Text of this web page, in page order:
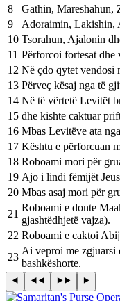
8
Gathin, Mareshahun,
9
Adoraimin, Lakishin,
10 Tsorahun, Ajalonin
11 Përforcoi fortesat dhe
12 Në çdo qytet vendosi
13 Përveç kësaj nga të
14 Në të vërtetë Levitët
15 dhe kishte caktuar
16 Mbas Levitëve ata
17 Kështu e përforcuan
18 Roboami mori për
19 Ajo i lindi fëmijët
20 Mbas asaj mori për
21
Roboami e donte
gjashtëdhjetë vajza).
22 Roboami e caktoi
23
Ai veproi me zgjuarsi
bashkëshorte.